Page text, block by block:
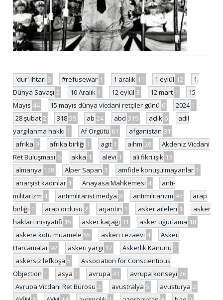
'dur' ihtarı 3 #refusewar 1 1 aralık 11 1 eylül 12
1.
Dünya Savaşı 5 10 Aralık 1 12 eylül 3 12 mart 1
15
Mayıs 44 15 mayıs dünya vicdani retçiler günü 6 2024 1
28 şubat 2 318 59 ab 24 abd 319 açlık 6
adil
yargılanma hakkı 1 Af Örgütü 61 afganistan 31
afrika 9 afrika birliği 1 agit 1 aihm 26
Akdeniz Vicdani
Ret Buluşması 6 akka 1 alevi 1 ali fikri ışık 13
almanya 128 Alper Sapan 1 amfide konuşulmayanlar 1
anarşist kadınlar 1 Anayasa Mahkemesi 4
anti-
militarizm 4 antimilitarist medya 8 antimilitarizm 97
arap
birliği 1 arap ordusu 2 arjantin 1 asker aileleri 1
asker
hakları inisiyatifi 15 asker kaçağı 31 asker uğurlama 18
askere kötü muamele 55 askeri cezaevi 4
Askeri
Harcamalar 92 askeri yargı 17 Askerlik Kanunu 1
askersiz lefkoşa 5
Association for Conscientious
Objection 1 asya 1 avrupa 41 avrupa konseyi 26
Avrupa Vicdani Ret Bürosu 2 avustralya 5 avusturya 2